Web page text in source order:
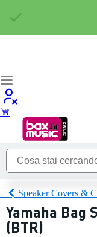
Speaker Covers &
Yamaha Bag
(BTR)